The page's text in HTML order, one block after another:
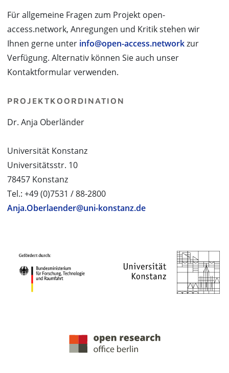
Für allgemeine Fragen zum Projekt open-
access.network, Anregungen und Kritik stehen wir
Ihnen gerne unter info@open-access.networkzur
Verfügung. Alternativ können Sie auch unser
Kontaktformular verwenden.
PROJEKTKOORDINATION
Dr. Anja Oberländer
Universität Konstanz
Universitätsstr. 10
78457 Konstanz
Tel.: +49 (0)7531 / 88-2800
Anja.Oberlaender@uni-konstanz.de